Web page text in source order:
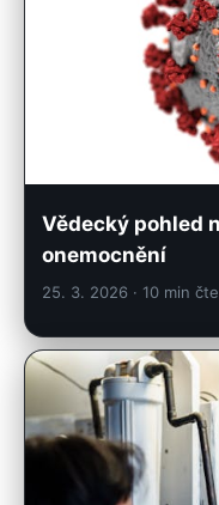
Vědecký pohled
onemocnění
25. 3. 2026 · 10 min